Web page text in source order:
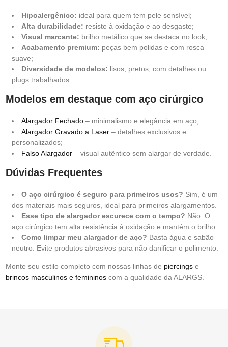
Hipoalergênico: ideal para quem tem pele sensível;
Alta durabilidade: resiste à oxidação e ao desgaste;
Visual marcante: brilho metálico que se destaca no look;
Acabamento premium: peças bem polidas e com rosca
suave;
Diversidade de modelos: lisos, pretos, com detalhes ou
plugs trabalhados.
Modelos em destaque com aço cirúrgico
Alargador Fechado – minimalismo e elegância em aço;
Alargador Gravado a Laser – detalhes exclusivos e
personalizados;
Falso Alargador – visual autêntico sem alargar de verdade.
Dúvidas Frequentes
O aço cirúrgico é seguro para primeiros usos? Sim, é um
dos materiais mais seguros, ideal para primeiros alargamentos.
Esse tipo de alargador escurece com o tempo? Não. O
aço cirúrgico tem alta resistência à oxidação e mantém o brilho.
Como limpar meu alargador de aço? Basta água e sabão
neutro. Evite produtos abrasivos para não danificar o polimento.
Monte seu estilo completo com nossas linhas de piercings e
brincos masculinos e femininos com a qualidade da ALARGS.